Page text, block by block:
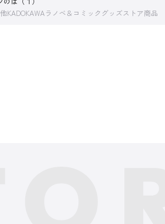
KADOKAWAラノベ＆コミックグッズストア商品